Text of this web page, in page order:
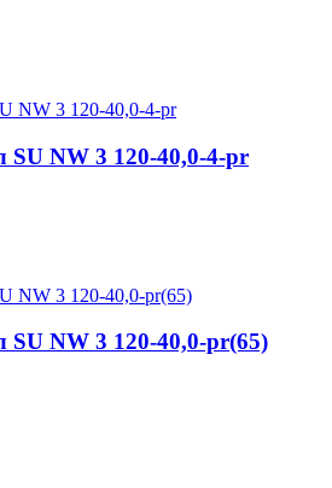
SU NW 3 120-40,0-4-pr
SU NW 3 120-40,0-pr(65)